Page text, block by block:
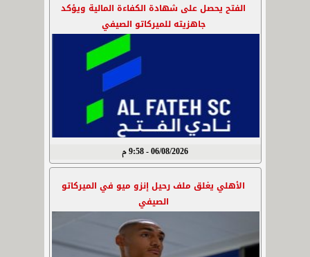
الفتح يحصل على شهادة الكفاءة المالية ويؤكد
جاهزيته للميركاتو الصيفي
06/08/2026 - 9:58 م
الأهلي يغلق ملف رحيل إنزو ميو في الميركاتو
الصيفي